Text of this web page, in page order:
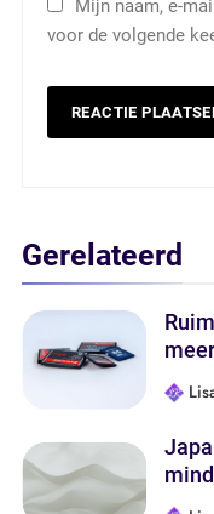
Mijn naam, e-
voor de volgende
Gerelateerd
5